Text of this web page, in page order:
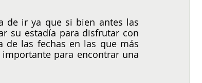
de ir ya que si bien antes las
su estadía para disfrutar con
de las fechas en las que más
para encontrar una